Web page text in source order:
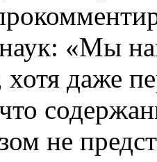
«Мы
хотя даже
не